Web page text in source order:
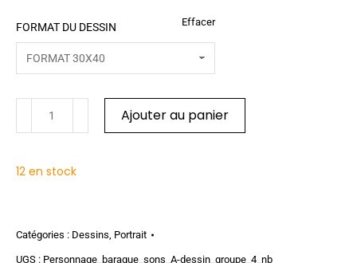
FORMAT DU DESSIN Effacer
Ajouter au panier
12 en stock
Catégories : Dessins, Portrait
UGS : Personnage_baraque_sons_A-dessin_groupe_4_nb